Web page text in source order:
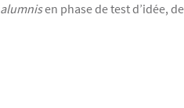
alumnisen phase de test d’idée,